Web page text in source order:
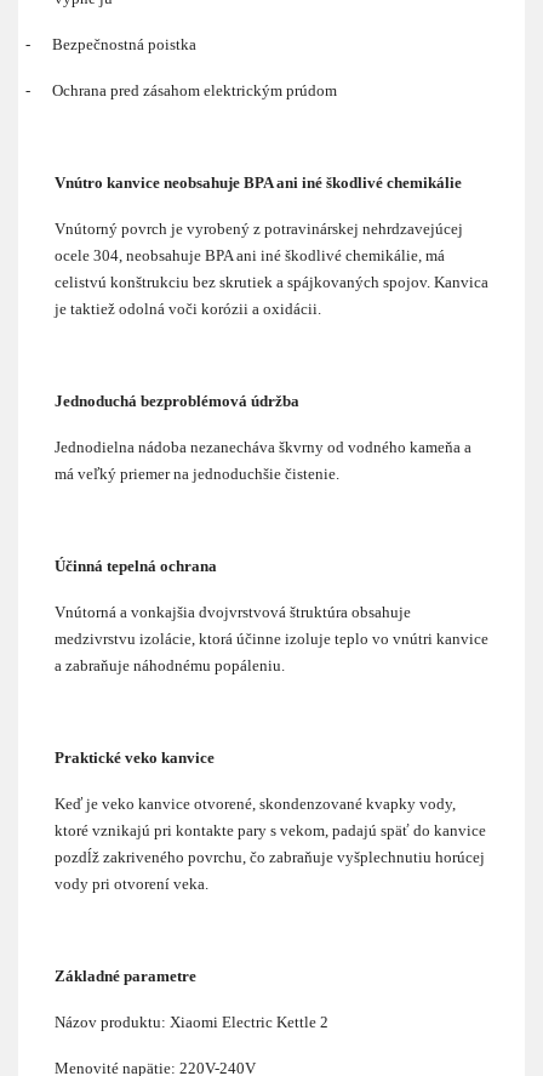
- Bezpečnostná poistka
- Ochrana pred zásahom elektrickým prúdom
Vnútro kanvice neobsahuje BPA ani iné škodlivé chemikálie
Vnútorný povrch je vyrobený z potravinárskej nehrdzavejúcej
ocele 304, neobsahuje BPA ani iné škodlivé chemikálie, má
celistvú konštrukciu bez skrutiek a spájkovaných spojov. Kanvica
je taktiež odolná voči korózii a oxidácii.
Jednoduchá bezproblémová údržba
Jednodielna nádoba nezanecháva škvrny od vodného kameňa a
má veľký priemer na jednoduchšie čistenie.
Účinná tepelná ochrana
Vnútorná a vonkajšia dvojvrstvová štruktúra obsahuje
medzivrstvu izolácie, ktorá účinne izoluje teplo vo vnútri kanvice
a zabraňuje náhodnému popáleniu.
Praktické veko kanvice
Keď je veko kanvice otvorené, skondenzované kvapky vody,
ktoré vznikajú pri kontakte pary s vekom, padajú späť do kanvice
pozdĺž zakriveného povrchu, čo zabraňuje vyšplechnutiu horúcej
vody pri otvorení veka.
Základné parametre
Názov produktu: Xiaomi Electric Kettle 2
Menovité napätie: 220V-240V